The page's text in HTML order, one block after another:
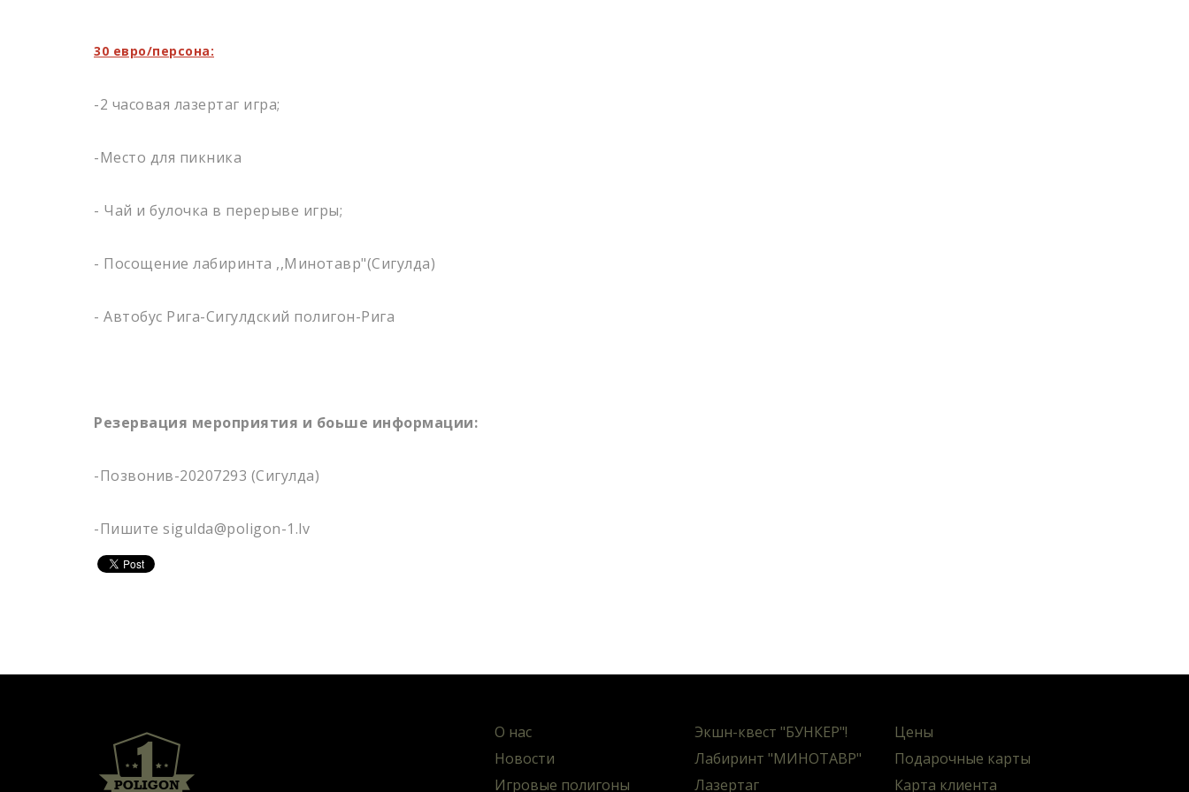
30 евро/персона:
-2 часовая лазертаг игра;
-Место для пикника
- Чай и булочка в перерыве игры;
- Посощение лабиринта ,,Минотавр"(Сигулда)
- Автобус Рига-Сигулдский полигон-Рига
Резервация мероприятия и боьше информации:
-Позвонив-20207293 (Сигулда)
-Пишите sigulda@poligon-1.lv
О нас
Новости
Игровые полигоны
Экшн-квест "БУНКЕР"!
Лабиринт "МИНОТАВР"
Лазертаг
Цены
Подарочные карты
Карта клиента